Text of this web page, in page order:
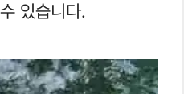
있습니다.